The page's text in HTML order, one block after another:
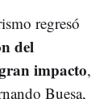
regresó
del
impacto,
Buesa,